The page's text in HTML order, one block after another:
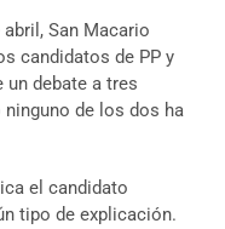
San Macario
candidatos de PP y
un debate a tres
de los dos ha
el candidato
tipo de explicación.